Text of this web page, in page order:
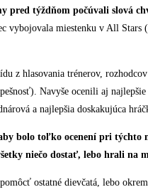
pred týždňom počúvali slová
miestenku v All Stars
z hlasovania trénerov,
Navyše ocenili aj
a najlepšia doskakujúca
bolo toľko ocenení pri
niečo dostať, lebo hrali na
ostatné dievčatá, lebo